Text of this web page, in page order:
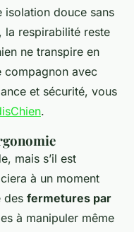
isolation douce sans
la respirabilité reste
ne transpire en
compagnon avec
et sécurité, vous
.
mais s’il est
à un moment
des fermetures par
à manipuler même